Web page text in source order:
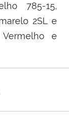
785-15,
2SL e
e